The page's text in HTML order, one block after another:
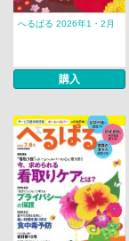
へるぱる 2026年1・2月
購入